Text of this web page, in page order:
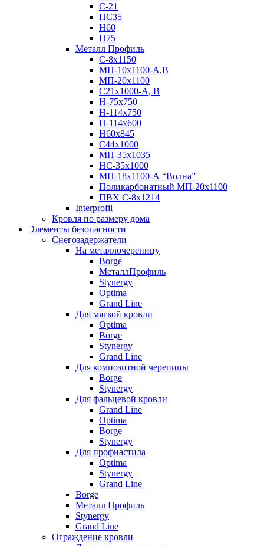
C-21
НС35
Н60
H75
Металл Профиль
С-8х1150
МП-10x1100-А,В
МП-20х1100
С21х1000-А, В
H-75х750
Н-114х750
Н-114х600
Н60х845
С44х1000
МП-35х1035
НС-35х1000
МП-18х1100-А “Волна”
Поликарбонатный МП-20х1100
ПВХ С-8х1214
Interprofil
Кровля по размеру дома
Элементы безопасности
Снегозадержатели
На металлочерепицу
Borge
МеталлПрофиль
Stynergy
Optima
Grand Line
Для мягкой кровли
Optima
Borge
Stynergy
Grand Line
Для композитной черепицы
Borge
Stynergy
Для фальцевой кровли
Grand Line
Optima
Borge
Stynergy
Для профнастила
Optima
Stynergy
Grand Line
Borge
Металл Профиль
Stynergy
Grand Line
Ограждение кровли